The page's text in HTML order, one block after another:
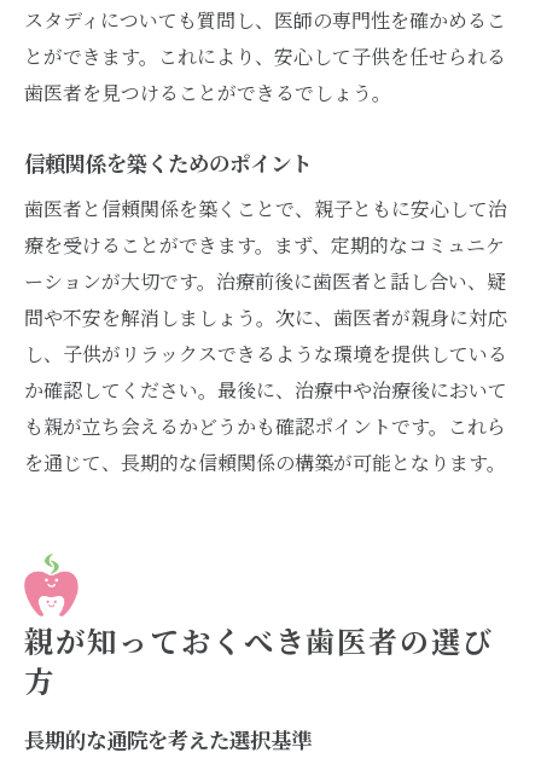
スタディについても質問し、医師の専門性を確かめるこ
とができます。これにより、安心して子供を任せられる
歯医者を見つけることができるでしょう。
信頼関係を築くためのポイント
歯医者と信頼関係を築くことで、親子ともに安心して治
療を受けることができます。まず、定期的なコミュニケ
ーションが大切です。治療前後に歯医者と話し合い、疑
問や不安を解消しましょう。次に、歯医者が親身に対応
し、子供がリラックスできるような環境を提供している
か確認してください。最後に、治療中や治療後において
も親が立ち会えるかどうかも確認ポイントです。これら
を通じて、長期的な信頼関係の構築が可能となります。
親が知っておくべき歯医者の選び
方
長期的な通院を考えた選択基準